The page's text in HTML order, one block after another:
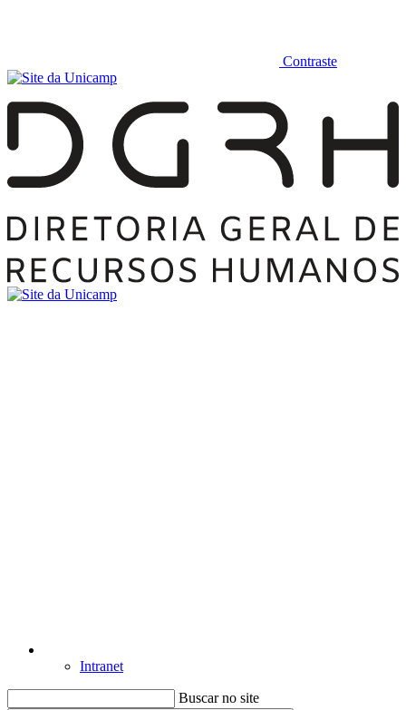
Contraste
Intranet
Buscar no site